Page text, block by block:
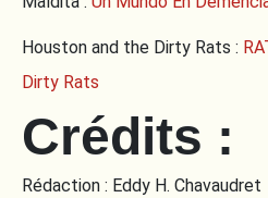
Houston and the Dirty Rats :
Dirty Rats
Crédits :
Rédaction : Eddy H. Chavaudret